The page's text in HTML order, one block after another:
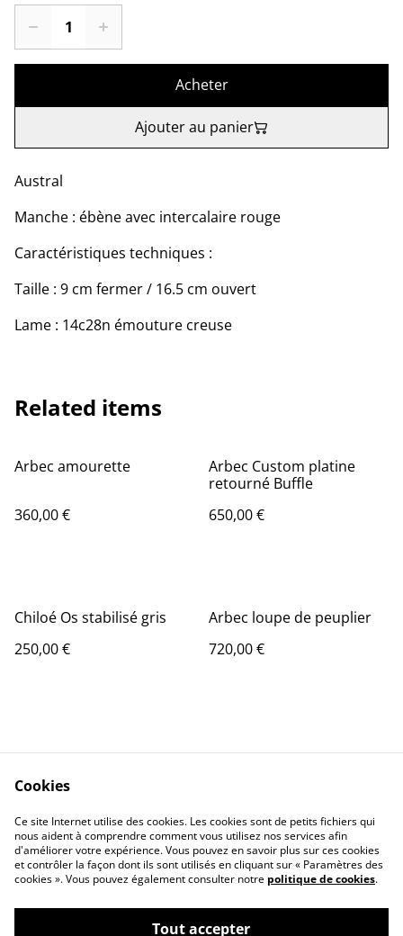
Acheter
Ajouter au panier
Austral
Manche : ébène avec intercalaire rouge
Caractéristiques techniques :
Taille : 9 cm fermer / 16.5 cm ouvert
Lame : 14c28n émouture creuse
Related items
Arbec amourette
360,00 €
Arbec Custom platine
retourné Buffle
650,00 €
Chiloé Os stabilisé gris
250,00 €
Arbec loupe de peuplier
720,00 €
contacté-nous
Conditions générales
Politique de
confidentialité
Politique de cookies
Cookies
Ce site Internet utilise des cookies. Les cookies sont de petits fichiers qui
nous aident à comprendre comment vous utilisez nos services afin
d'améliorer votre expérience. Vous pouvez en savoir plus sur ces cookies
et contrôler la façon dont ils sont utilisés en cliquant sur « Paramètres des
cookies ». Vous pouvez également consulter notre politique de cookies.
Tout accepter